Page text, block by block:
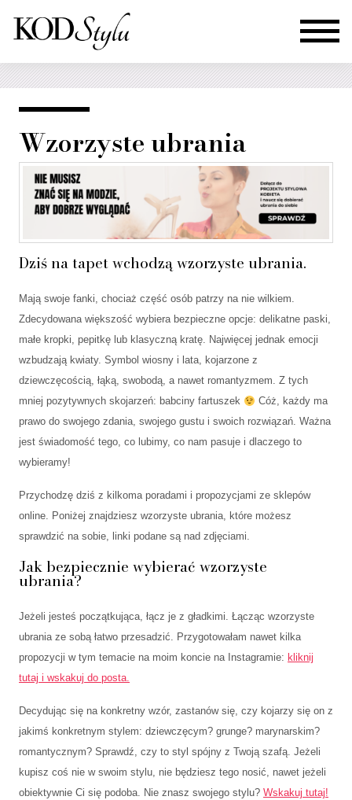
Wzorzyste ubrania
Dziś na tapet wchodzą wzorzyste ubrania.
Mają swoje fanki, chociaż część osób patrzy na nie wilkiem.
Zdecydowana większość wybiera bezpieczne opcje: delikatne paski,
małe kropki, pepitkę lub klasyczną kratę. Najwięcej jednak emocji
wzbudzają kwiaty. Symbol wiosny i lata, kojarzone z
dziewczęcością, łąką, swobodą, a nawet romantyzmem. Z tych
mniej pozytywnych skojarzeń: babciny fartuszek
Cóż, każdy ma
prawo do swojego zdania, swojego gustu i swoich rozwiązań. Ważna
jest świadomość tego, co lubimy, co nam pasuje i dlaczego to
wybieramy!
Przychodzę dziś z kilkoma poradami i propozycjami ze sklepów
online. Poniżej znajdziesz wzorzyste ubrania, które możesz
sprawdzić na sobie, linki podane są nad zdjęciami.
Jak bezpiecznie wybierać wzorzyste
ubrania?
Jeżeli jesteś początkująca, łącz je z gładkimi. Łącząc wzorzyste
ubrania ze sobą łatwo przesadzić. Przygotowałam nawet kilka
propozycji w tym temacie na moim koncie na Instagramie: kliknij
tutaj i wskakuj do posta.
Decydując się na konkretny wzór, zastanów się, czy kojarzy się on z
jakimś konkretnym stylem: dziewczęcym? grunge? marynarskim?
romantycznym? Sprawdź, czy to styl spójny z Twoją szafą. Jeżeli
kupisz coś nie w swoim stylu, nie będziesz tego nosić, nawet jeżeli
obiektywnie Ci się podoba. Nie znasz swojego stylu? Wskakuj tutaj!